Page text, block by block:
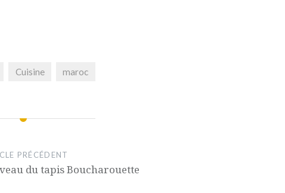
Cuisine maroc
PRÉCÉDENT
du tapis Boucharouette